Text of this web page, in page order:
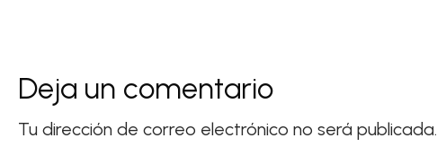
Deja un comentario
Tu dirección de correo electrónico no será publicada.